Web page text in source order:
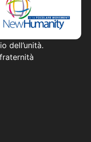
dell’unità.